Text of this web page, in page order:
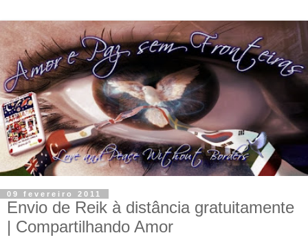
09 fevereiro 2011
Envio de Reik à distância gratuitamente
| Compartilhando Amor